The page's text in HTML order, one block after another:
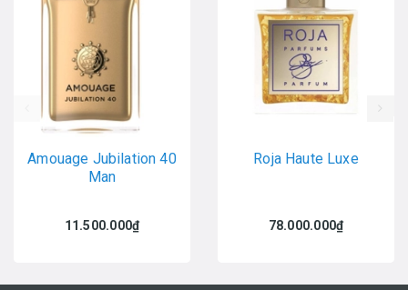
Amouage Jubilation 40
Man
11.500.000₫
Roja Haute Luxe
78.000.000₫
prev